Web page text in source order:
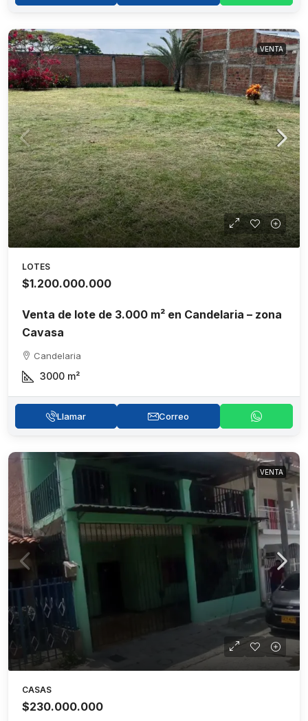
VENTA
LOTES
$1.200.000.000
Venta de lote de 3.000 m² en Candelaria – zona
Cavasa
Candelaria
3000 m²
Llamar Correo
VENTA
CASAS
$230.000.000